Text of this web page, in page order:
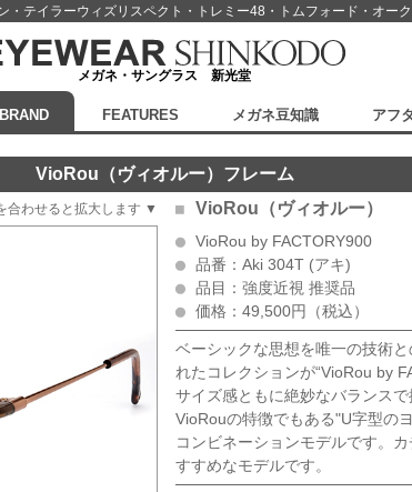
・テイラーウィズリスペクト・ トレミー48・トムフォード・オー
メガネ・サングラス 新光堂
BRAND FEATURES メガネ豆知識 アフ
VioRou（ヴィオルー）フレーム
合わせると拡大します ▼ VioRou（ヴィオルー）
VioRou by FACTORY900
品番：Aki 304T (アキ)
品目：強度近視 推奨品
価格：49,500円（税込）
ベーシックな思想を唯一の技術
れたコレクションが“VioRou by
サイズ感ともに絶妙なバランス
VioRouの特徴でもある"U字型の
コンビネーションモデルです。
すすめなモデルです。